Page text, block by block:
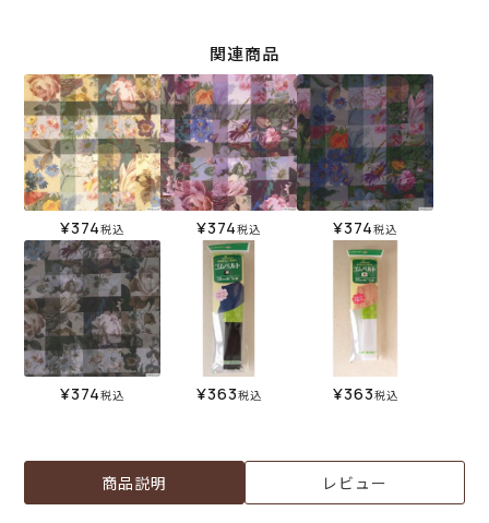
関連商品
¥374税込 ¥374税込 ¥374税込
¥374税込 ¥363税込 ¥363税込
商品説明 レビュー